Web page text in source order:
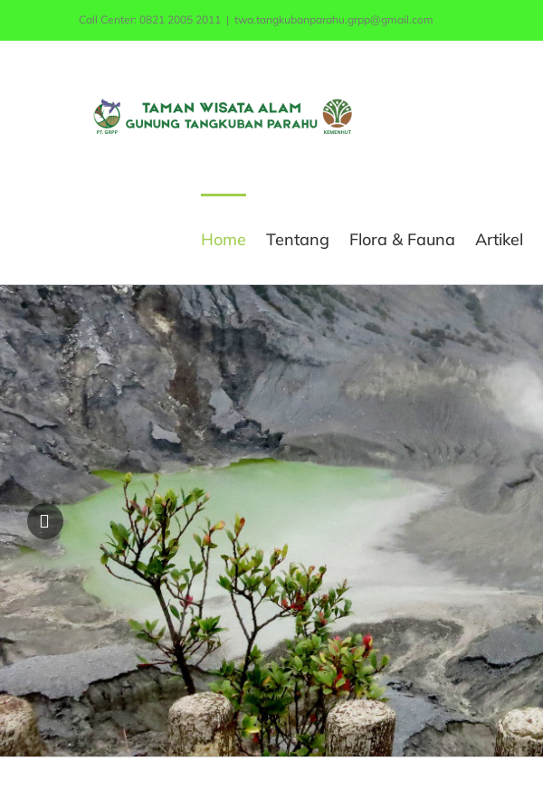
to
Call Center: 0821 2005 2011 | twa.tangkubanparahu.grpp@gmail.com
Home Tentang Flora & Fauna Artikel